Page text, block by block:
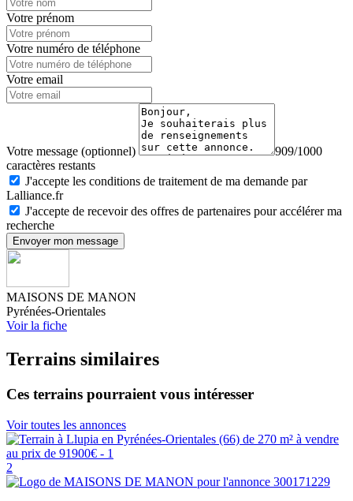
Votre prénom
Votre numéro de téléphone
Votre email
Votre message (optionnel)
909/1000
caractères restants
J'accepte les conditions de traitement de ma demande par
Lalliance.fr
J'accepte de recevoir des offres de partenaires pour accélérer ma
recherche
Envoyer mon message
MAISONS DE MANON
Pyrénées-Orientales
Voir la fiche
Terrains similaires
Ces terrains pourraient vous intéresser
Voir toutes les annonces
2